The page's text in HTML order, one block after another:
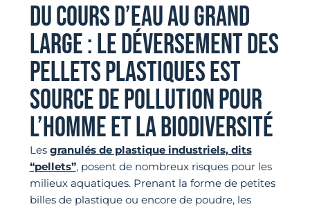
DU COURS D’EAU AU GRAND
LARGE : LE DÉVERSEMENT DES
PELLETS PLASTIQUES EST
SOURCE DE POLLUTION POUR
L’HOMME ET LA BIODIVERSITÉ
Les granulés de plastique industriels, dits
“pellets”, posent de nombreux risques pour les
milieux aquatiques. Prenant la forme de petites
billes de plastique ou encore de poudre, les